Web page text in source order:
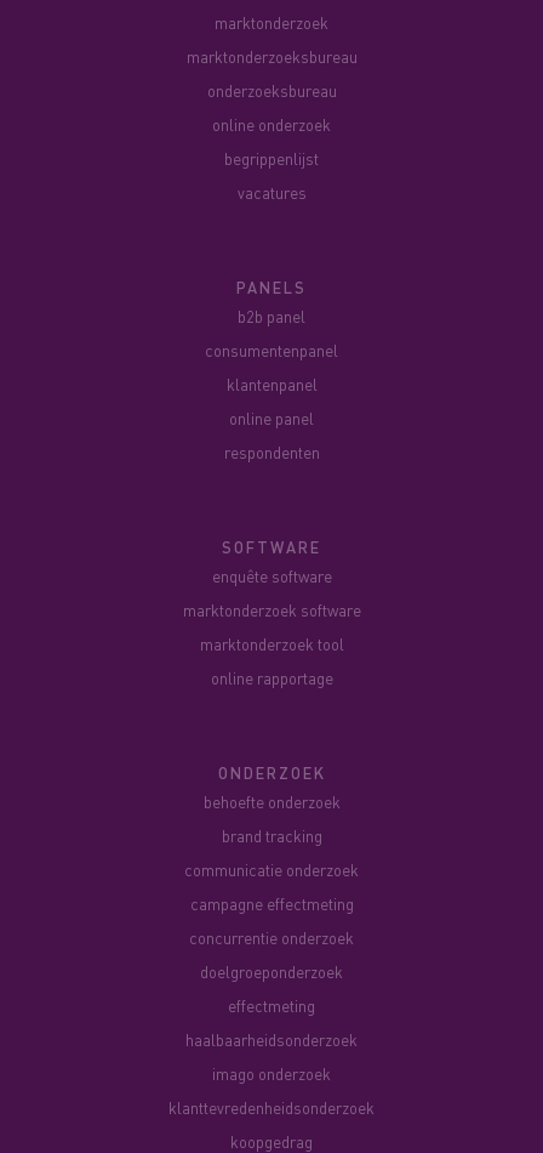
marktonderzoek
marktonderzoeksbureau
onderzoeksbureau
online onderzoek
begrippenlijst
vacatures
PANELS
b2b panel
consumentenpanel
klantenpanel
online panel
respondenten
SOFTWARE
enquête software
marktonderzoek software
marktonderzoek tool
online rapportage
ONDERZOEK
behoefte onderzoek
brand tracking
communicatie onderzoek
campagne effectmeting
concurrentie onderzoek
doelgroeponderzoek
effectmeting
haalbaarheidsonderzoek
imago onderzoek
klanttevredenheidsonderzoek
koopgedrag